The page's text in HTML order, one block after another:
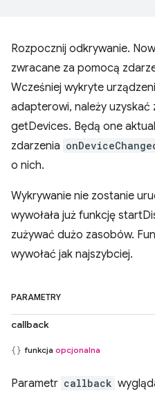
Rozpocznij odkrywanie.
zwracane za pomocą
Wcześniej wykryte
adapterowi, należy uzyskać
getDevices. Będą one
zdarzenia
o nich.
Wykrywanie nie zostanie
wywołała już funkcję
zużywać dużo zasobów.
wywołać jak najszybciej.
PARAMETRY
callback
funkcja opcjonalna
Parametr callback